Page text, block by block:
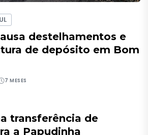
destelhamentos e
de depósito em Bom
7 MESES
transferência de
a Papudinha